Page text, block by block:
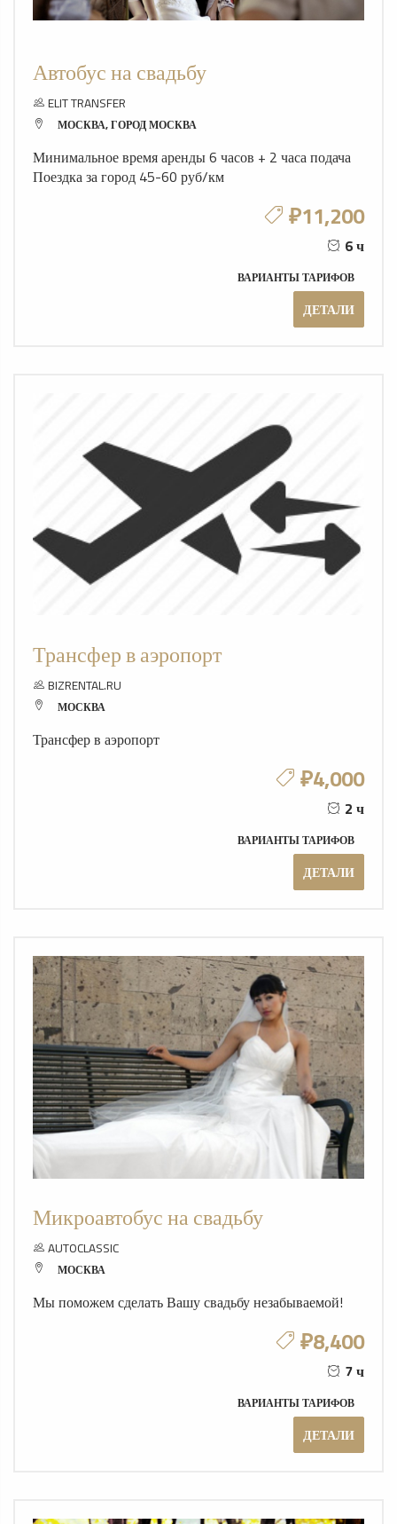
Автобус на свадьбу
ELIT TRANSFER
МОСКВА, ГОРОД МОСКВА
Минимальное время аренды 6 часов + 2 часа подача
Поездка за город 45-60 руб/км
₽11,200
6 ч
ВАРИАНТЫ ТАРИФОВ
ДЕТАЛИ
Трансфер в аэропорт
BIZRENTAL.RU
МОСКВА
Трансфер в аэропорт
₽4,000
2 ч
ВАРИАНТЫ ТАРИФОВ
ДЕТАЛИ
Микроавтобус на свадьбу
AUTOCLASSIC
МОСКВА
Мы поможем сделать Вашу свадьбу незабываемой!
₽8,400
7 ч
ВАРИАНТЫ ТАРИФОВ
ДЕТАЛИ